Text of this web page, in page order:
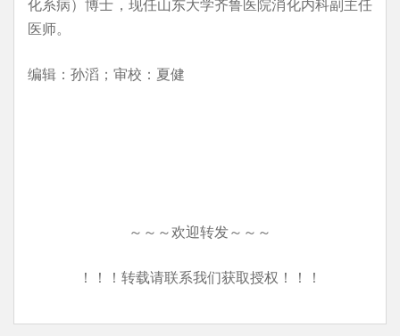
医师。
编辑：孙滔；审校：夏健
～～～欢迎转发～～～
！！！转载请联系我们获取授权！！！